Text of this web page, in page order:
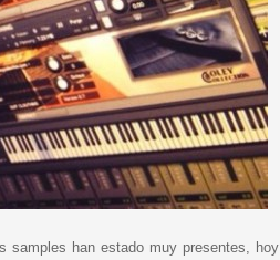
samples han estado muy presentes, hoy